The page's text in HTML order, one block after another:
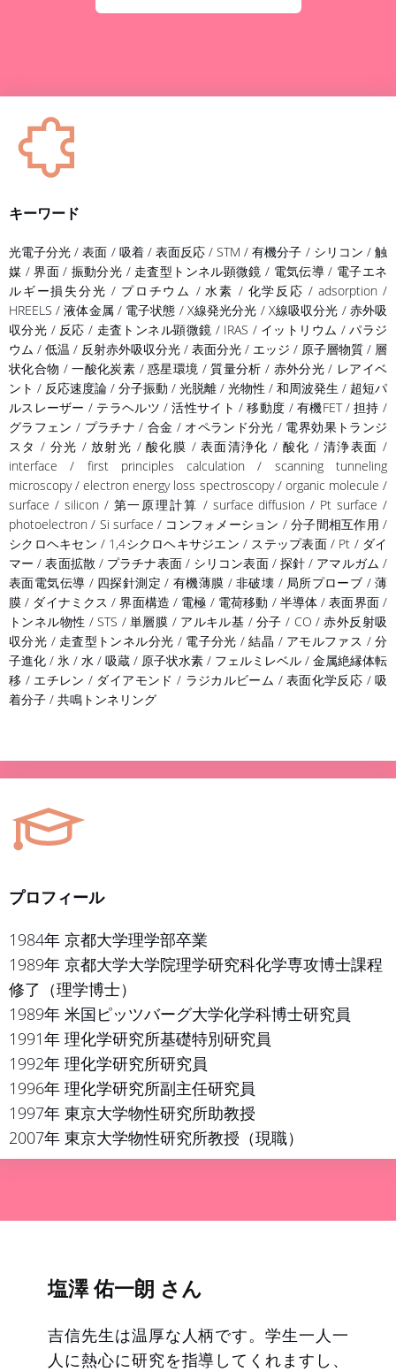
キーワード
光電子分光 / 表面 / 吸着 / 表面反応 / STM / 有機分子 / シリコン / 触
媒 / 界面 / 振動分光 / 走査型トンネル顕微鏡 / 電気伝導 / 電子エネ
ルギー損失分光 / プロチウム / 水素 / 化学反応 / adsorption /
HREELS / 液体金属 / 電子状態 / X線発光分光 / X線吸収分光 / 赤外吸
収分光 / 反応 / 走査トンネル顕微鏡 / IRAS / イットリウム / パラジ
ウム / 低温 / 反射赤外吸収分光 / 表面分光 / エッジ / 原子層物質 / 層
状化合物 / 一酸化炭素 / 惑星環境 / 質量分析 / 赤外分光 / レアイベ
ント / 反応速度論 / 分子振動 / 光脱離 / 光物性 / 和周波発生 / 超短パ
ルスレーザー / テラヘルツ / 活性サイト / 移動度 / 有機FET / 担持 /
グラフェン / プラチナ / 合金 / オペランド分光 / 電界効果トランジ
スタ / 分光 / 放射光 / 酸化膜 / 表面清浄化 / 酸化 / 清浄表面 /
interface / first principles calculation / scanning tunneling
microscopy / electron energy loss spectroscopy / organic molecule /
surface / silicon / 第一原理計算 / surface diffusion / Pt surface /
photoelectron / Si surface / コンフォメーション / 分子間相互作用 /
シクロヘキセン / 1,4シクロヘキサジエン / ステップ表面 / Pt / ダイ
マー / 表面拡散 / プラチナ表面 / シリコン表面 / 探針 / アマルガム /
表面電気伝導 / 四探針測定 / 有機薄膜 / 非破壊 / 局所プローブ / 薄
膜 / ダイナミクス / 界面構造 / 電極 / 電荷移動 / 半導体 / 表面界面 /
トンネル物性 / STS / 単層膜 / アルキル基 / 分子 / CO / 赤外反射吸
収分光 / 走査型トンネル分光 / 電子分光 / 結晶 / アモルファス / 分
子進化 / 氷 / 水 / 吸蔵 / 原子状水素 / フェルミレベル / 金属絶縁体転
移 / エチレン / ダイアモンド / ラジカルビーム / 表面化学反応 / 吸
着分子 / 共鳴トンネリング
プロフィール
1984年 京都大学理学部卒業
1989年 京都大学大学院理学研究科化学専攻博士課程
修了（理学博士）
1989年 米国ピッツバーグ大学化学科博士研究員
1991年 理化学研究所基礎特別研究員
1992年 理化学研究所研究員
1996年 理化学研究所副主任研究員
1997年 東京大学物性研究所助教授
2007年 東京大学物性研究所教授（現職）
塩澤 佑一朗 さん
吉信先生は温厚な人柄です。学生一人一
人に熱心に研究を指導してくれますし、